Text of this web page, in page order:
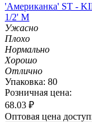
'Американка' ST -
1/2' M
Ужасно
Плохо
Нормально
Хорошо
Отлично
Упаковка: 80
Розничная цена:
68.03 ₽
Оптовая цена